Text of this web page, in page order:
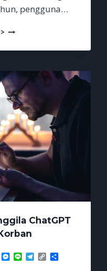
pengguna…
EMAIL
KINI
SESI
LOGIN
ChatGPT
WeChatMessenger
Line Telegram
Copy
Link